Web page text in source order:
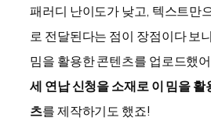
패러디 난이도가 낮고, 텍스트만
로 전달된다는 점이 장점이다 보
밈을 활용한 콘텐츠를 업로드했
세 연납 신청을 소재로 이 밈을 활
츠를 제작하기도 했죠!